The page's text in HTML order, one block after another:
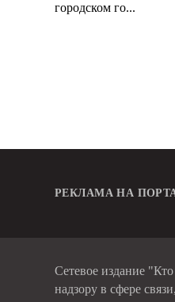
городском го...
РЕКЛАМА НА
Сетевое издание
надзору в сфере